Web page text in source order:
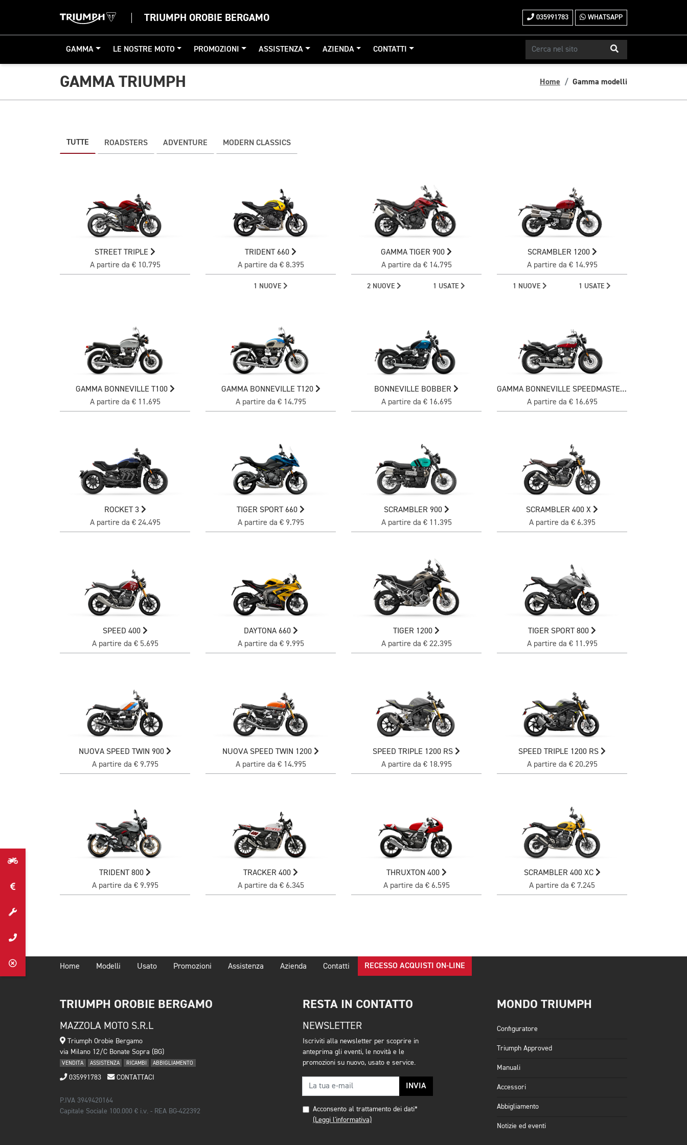
TRIUMPH OROBIE BERGAMO 035991783 WHATSAPP
GAMMA LE NOSTRE MOTO PROMOZIONI ASSISTENZA AZIENDA CONTATTI
GAMMA TRIUMPH Home Gamma modelli
TUTTE ROADSTERS ADVENTURE MODERN CLASSICS
STREET TRIPLE
A partire da € 10.795
TRIDENT 660
A partire da € 8.395
1 NUOVE
GAMMA TIGER 900
A partire da € 14.795
2 NUOVE 1 USATE
SCRAMBLER 1200
A partire da € 14.995
1 NUOVE 1 USATE
GAMMA BONNEVILLE T100
A partire da € 11.695
GAMMA BONNEVILLE T120
A partire da € 14.795
BONNEVILLE BOBBER
A partire da € 16.695
GAMMA BONNEVILLE SPEEDMASTER
A partire da € 16.695
ROCKET 3
A partire da € 24.495
TIGER SPORT 660
A partire da € 9.795
SCRAMBLER 900
A partire da € 11.395
SCRAMBLER 400 X
A partire da € 6.395
SPEED 400
A partire da € 5.695
DAYTONA 660
A partire da € 9.995
TIGER 1200
A partire da € 22.395
TIGER SPORT 800
A partire da € 11.995
NUOVA SPEED TWIN 900
A partire da € 9.795
NUOVA SPEED TWIN 1200
A partire da € 14.995
SPEED TRIPLE 1200 RS
A partire da € 18.995
SPEED TRIPLE 1200 RS
A partire da € 20.295
TRIDENT 800
A partire da € 9.995
TRACKER 400
A partire da € 6.345
THRUXTON 400
A partire da € 6.595
SCRAMBLER 400 XC
A partire da € 7.245
Home Modelli Usato Promozioni Assistenza Azienda Contatti RECESSO ACQUISTI ON-LINE
TRIUMPH OROBIE BERGAMO
MAZZOLA MOTO S.R.L
Triumph Orobie Bergamo
via Milano 12/C Bonate Sopra (BG)
VENDITA ASSISTENZA RICAMBI ABBIGLIAMENTO
035991783 CONTATTACI
P.IVA 3949420164
Capitale Sociale 100.000 € i.v. - REA BG-422392
RESTA IN CONTATTO
NEWSLETTER
Iscriviti alla newsletter per scoprire in
anteprima gli eventi, le novità e le
promozioni su nuovo, usato e service.
INVIA
Acconsento al trattamento dei dati*
(Leggi l'informativa)
MONDO TRIUMPH
Configuratore
Triumph Approved
Manuali
Accessori
Abbigliamento
Notizie ed eventi